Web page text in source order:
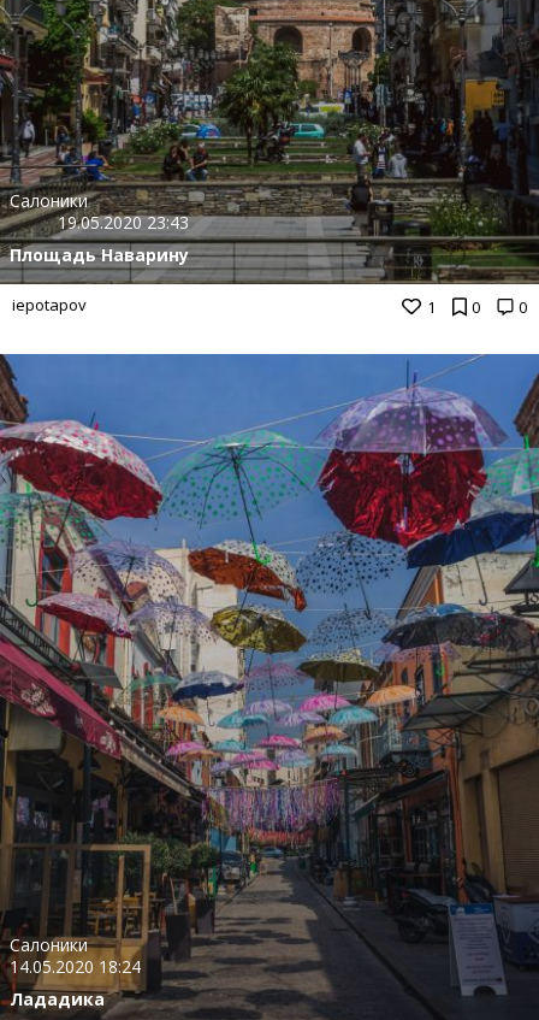
1 0 0
Салоники
19.05.2020 23:43
Площадь Наварину
iepotapov
Салоники
14.05.2020 18:24
Лададика